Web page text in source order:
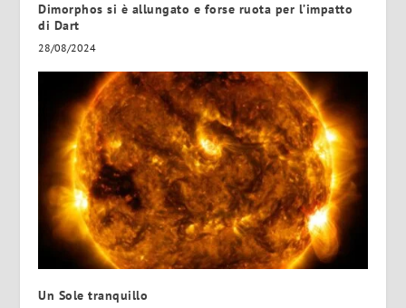
Dimorphos si è allungato e forse ruota per l’impatto
di Dart
28/08/2024
Un Sole tranquillo